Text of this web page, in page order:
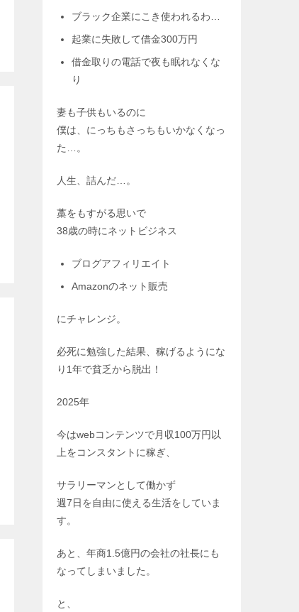
ブラック企業にこき使われるわ…
起業に失敗して借金300万円
借金取りの電話で夜も眠れなくな
り
妻も子供もいるのに
僕は、にっちもさっちもいかなくなっ
た…。
人生、詰んだ…。
藁をもすがる思いで
38歳の時にネットビジネス
ブログアフィリエイト
Amazonのネット販売
にチャレンジ。
必死に勉強した結果、稼げるようにな
り1年で貧乏から脱出！
2025年
今はwebコンテンツで月収100万円以
上をコンスタントに稼ぎ、
サラリーマンとして働かず
週7日を自由に使える生活をしていま
す。
あと、年商1.5億円の会社の社長にも
なってしまいました。
と、